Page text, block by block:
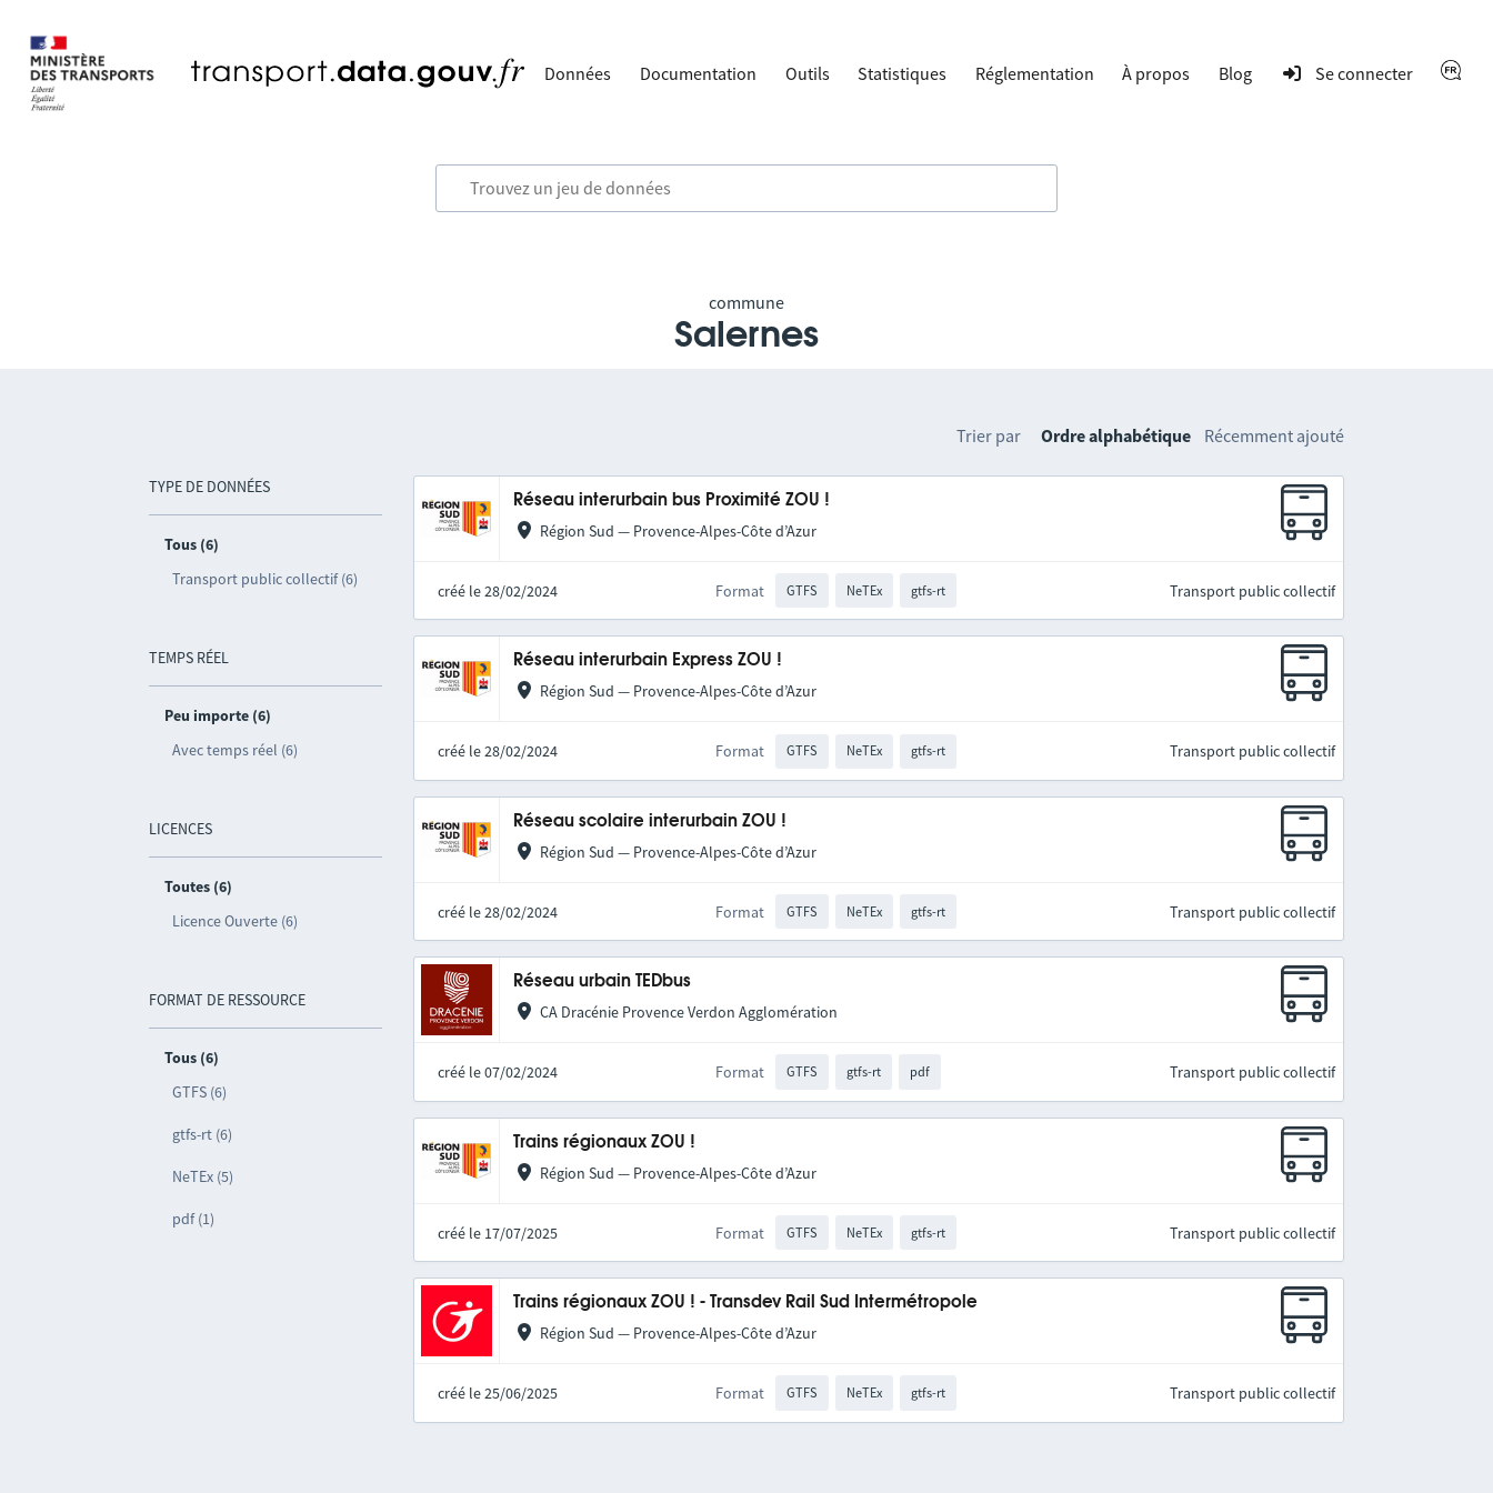
Données Documentation Outils Statistiques Réglementation À propos Blog Se connecter
commune
Salernes
TYPE DE DONNÉES
Tous (6)
Transport public collectif (6)
TEMPS RÉEL
Peu importe (6)
Avec temps réel (6)
LICENCES
Toutes (6)
Licence Ouverte (6)
FORMAT DE RESSOURCE
Tous (6)
GTFS (6)
gtfs-rt (6)
NeTEx (5)
pdf (1)
Trier par Ordre alphabétique Récemment ajouté
Réseau interurbain bus Proximité ZOU !
Région Sud — Provence-Alpes-Côte d’Azur
créé le 28/02/2024 Format GTFS NeTEx gtfs-rt Transport public collectif
Réseau interurbain Express ZOU !
Région Sud — Provence-Alpes-Côte d’Azur
créé le 28/02/2024 Format GTFS NeTEx gtfs-rt Transport public collectif
Réseau scolaire interurbain ZOU !
Région Sud — Provence-Alpes-Côte d’Azur
créé le 28/02/2024 Format GTFS NeTEx gtfs-rt Transport public collectif
Réseau urbain TEDbus
CA Dracénie Provence Verdon Agglomération
créé le 07/02/2024 Format GTFS gtfs-rt pdf Transport public collectif
Trains régionaux ZOU !
Région Sud — Provence-Alpes-Côte d’Azur
créé le 17/07/2025 Format GTFS NeTEx gtfs-rt Transport public collectif
Trains régionaux ZOU ! - Transdev Rail Sud Intermétropole
Région Sud — Provence-Alpes-Côte d’Azur
créé le 25/06/2025 Format GTFS NeTEx gtfs-rt Transport public collectif